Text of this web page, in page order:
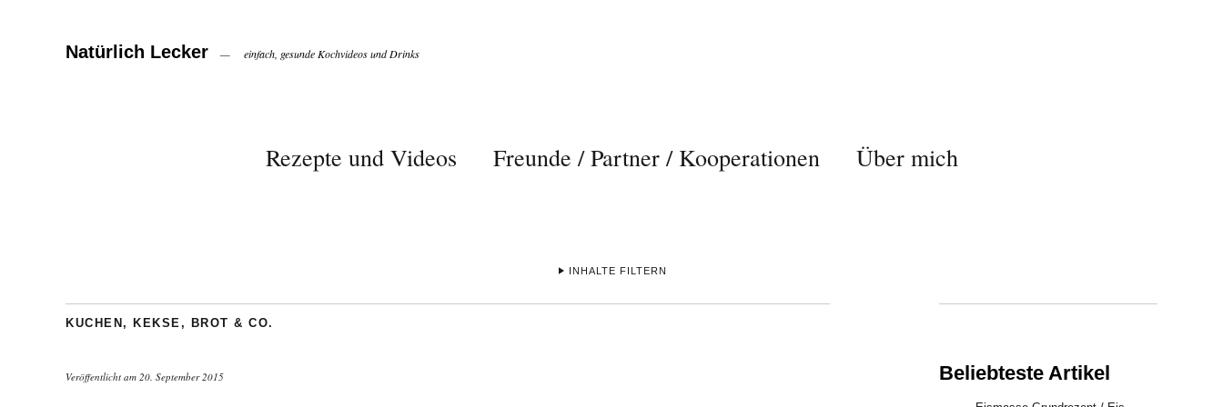
Natürlich Lecker einfach, gesunde Kochvideos und Drinks
Rezepte und Videos Freunde / Partner / Kooperationen Über mich
INHALTE FILTERN
KUCHEN, KEKSE, BROT & CO.
Veröffentlicht am 20. September 2015 Beliebteste Artikel